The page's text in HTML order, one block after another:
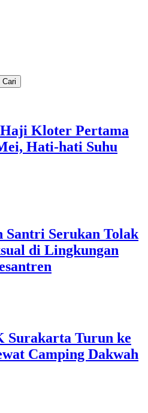
Kloter Pertama
Hati-hati Suhu
Santri Serukan Tolak
di Lingkungan
Surakarta Turun ke
Camping Dakwah